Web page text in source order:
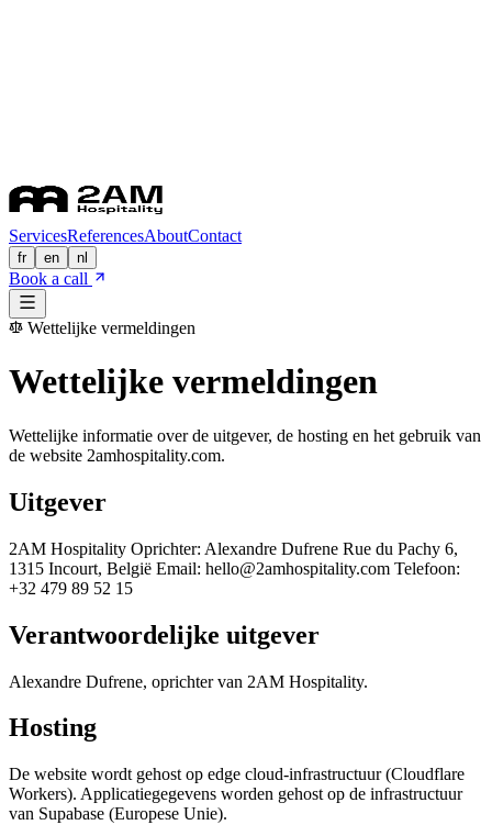
ServicesReferencesAboutContact
fr en nl
Book a call
Wettelijke vermeldingen
Wettelijke vermeldingen
Wettelijke informatie over de uitgever, de hosting en het gebruik van
de website 2amhospitality.com.
Uitgever
2AM Hospitality Oprichter: Alexandre Dufrene Rue du Pachy 6,
1315 Incourt, België Email: hello@2amhospitality.com Telefoon:
+32 479 89 52 15
Verantwoordelijke uitgever
Alexandre Dufrene, oprichter van 2AM Hospitality.
Hosting
De website wordt gehost op edge cloud-infrastructuur (Cloudflare
Workers). Applicatiegegevens worden gehost op de infrastructuur
van Supabase (Europese Unie).